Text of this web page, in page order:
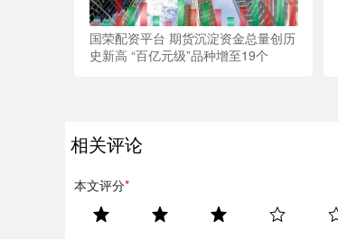
国荣配资平台 期货沉淀资金总量创历
史新高 “百亿元级”品种增至19个
相关评论
本文评分*